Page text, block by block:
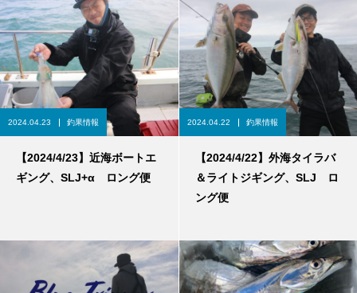
2024.04.23 釣果情報
【2024/4/23】近海ボートエ
ギング、SLJ+α ロング便
2024.04.22 釣果情報
【2024/4/22】外海タイラバ
＆ライトジギング、SLJ ロ
ング便